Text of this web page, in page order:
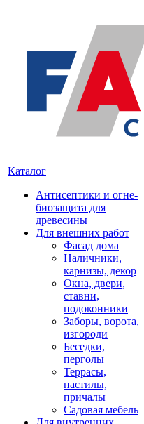
Каталог
Антисептики и огне-
биозащита для
древесины
Для внешних работ
Фасад дома
Наличники,
карнизы, декор
Окна, двери,
ставни,
подоконники
Заборы, ворота,
изгороди
Беседки,
перголы
Террасы,
настилы,
причалы
Садовая мебель